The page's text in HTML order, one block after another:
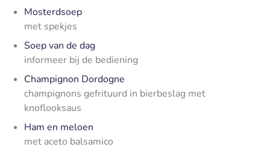
Mosterdsoep
met spekjes
Soep van de dag
informeer bij de bediening
Champignon Dordogne
champignons gefrituurd in bierbeslag met
knoflooksaus
Ham en meloen
met aceto balsamico